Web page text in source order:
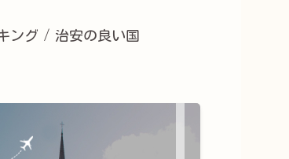
ング / 治安の良い国